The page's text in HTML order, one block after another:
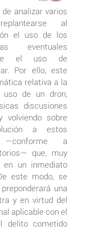
analizar varios
al
el uso de los
eventuales
el uso de
Por ello, este
relativa a la
uso de un dron,
discusiones
volviendo sobre
a estos
—conforme a
que, muy
en un inmediato
este modo, se
una
y en virtud del
aplicable con el
delito cometido